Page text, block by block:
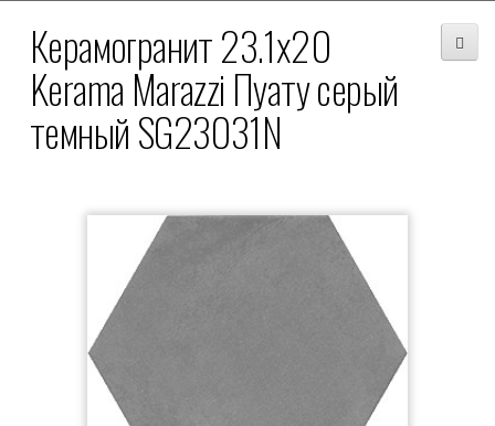
Керамогранит 23.1x20
Kerama Marazzi Пуату серый
темный SG23031N